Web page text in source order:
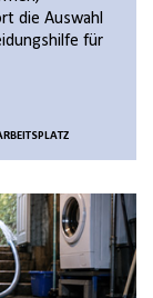
die Auswahl
für